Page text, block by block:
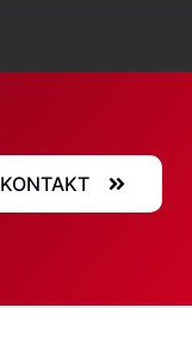
KONTAKT